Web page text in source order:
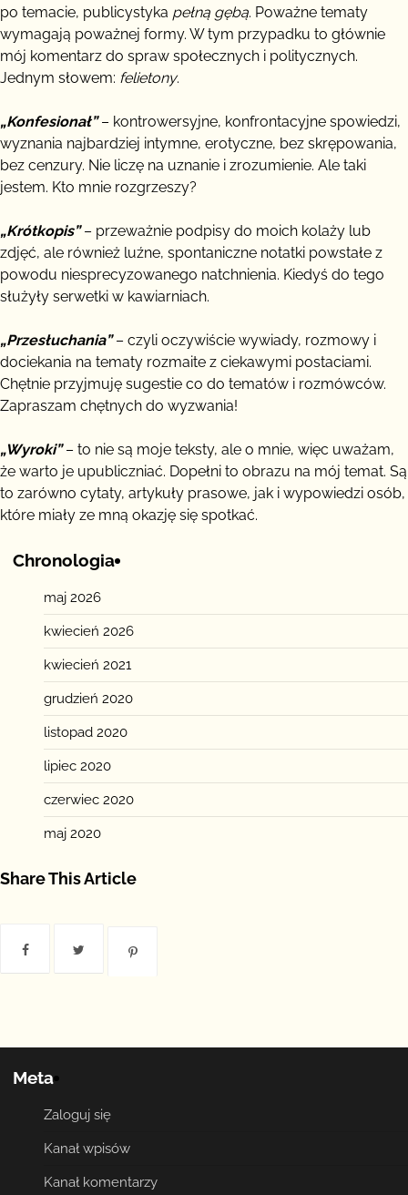
po temacie, publicystyka pełną gębą. Poważne tematy
wymagają poważnej formy. W tym przypadku to głównie
mój komentarz do spraw społecznych i politycznych.
Jednym słowem: felietony.
„Konfesionał”– kontrowersyjne, konfrontacyjne spowiedzi,
wyznania najbardziej intymne, erotyczne, bez skrępowania,
bez cenzury. Nie liczę na uznanie i zrozumienie. Ale taki
jestem. Kto mnie rozgrzeszy?
„Krótkopis”– przeważnie podpisy do moich kolaży lub
zdjęć, ale również luźne, spontaniczne notatki powstałe z
powodu niesprecyzowanego natchnienia. Kiedyś do tego
służyły serwetki w kawiarniach.
„Przesłuchania”– czyli oczywiście wywiady, rozmowy i
dociekania na tematy rozmaite z ciekawymi postaciami.
Chętnie przyjmuję sugestie co do tematów i rozmówców.
Zapraszam chętnych do wyzwania!
„Wyroki”– to nie są moje teksty, ale o mnie, więc uważam,
że warto je upubliczniać. Dopełni to obrazu na mój temat. Są
to zarówno cytaty, artykuły prasowe, jak i wypowiedzi osób,
które miały ze mną okazję się spotkać.
Chronologia
maj 2026
kwiecień 2026
kwiecień 2021
grudzień 2020
listopad 2020
lipiec 2020
czerwiec 2020
maj 2020
Share This Article
Meta
Zaloguj się
Kanał wpisów
Kanał komentarzy